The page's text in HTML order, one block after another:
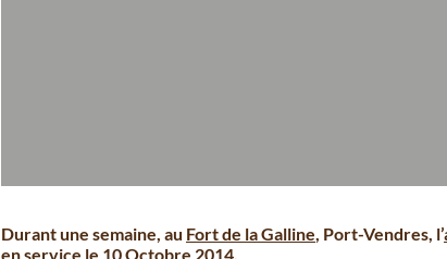
Durant une semaine, au Fort de la Galline, Port-Vendres, l’
en service le 10 Octobre 2014.